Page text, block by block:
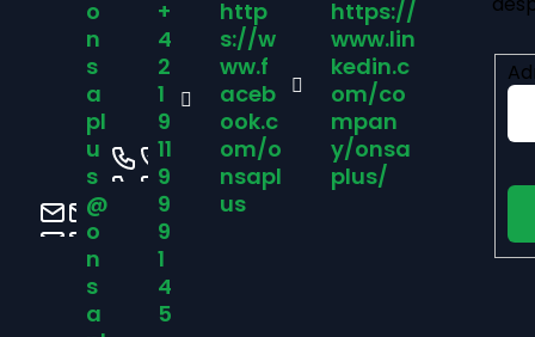
e
o
n
s
a
pl
u
s
@
o
n
s
a
+
4
2
1
9
11
9
9
9
1
4
5
http
s://w
ww.f
aceb
ook.c
om/o
nsapl
us
https://
www.lin
kedin.c
om/co
mpan
y/onsa
plus/